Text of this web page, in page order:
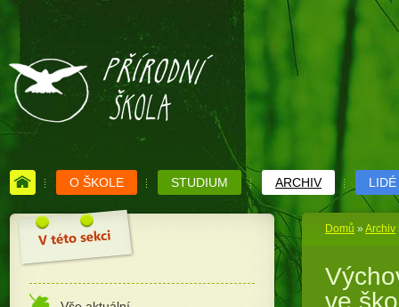
O ŠKOLE STUDIUM ARCHIV LIDÉ
Domů » Archiv
ve